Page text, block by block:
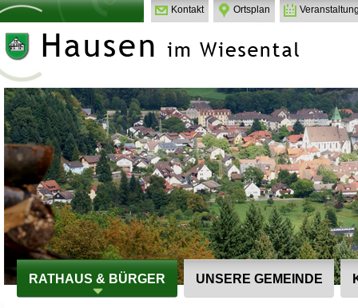
Kontakt Ortsplan
RATHAUS & BÜRGER UNSERE GEMEINDE